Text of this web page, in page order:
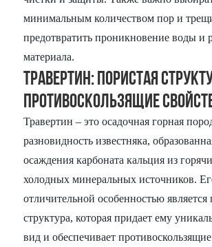
минимальным количеством пор и
предотвратить проникновение воды и
материала.
Травертин: Пористая
противоскользящие
Травертин – это осадочная горная
разновидность известняка,
осаждения карбоната кальция из
холодных минеральных источников.
отличительной особенностью является
структура, которая придает ему
вид и обеспечивает